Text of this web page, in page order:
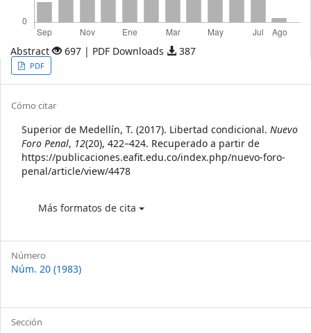
Abstract 697 | PDF Downloads 387
Article
Sidebar
PDF
Article
Details
Cómo citar
Superior de Medellín, T. (2017). Libertad condicional. Nuevo
Foro Penal, 12(20), 422–424. Recuperado a partir de
https://publicaciones.eafit.edu.co/index.php/nuevo-foro-
penal/article/view/4478
Más formatos de cita
Número
Núm. 20 (1983)
Sección